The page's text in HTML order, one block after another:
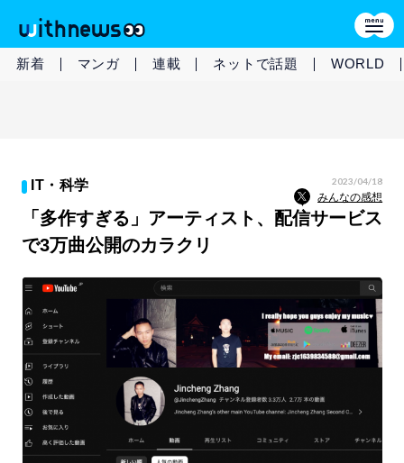
新着 マンガ 連載 ネットで話題 WORLD
IT・科学 2023/04/18
みんなの感想
「多作すぎる」アーティスト、配信サービス
で3万曲公開のカラクリ